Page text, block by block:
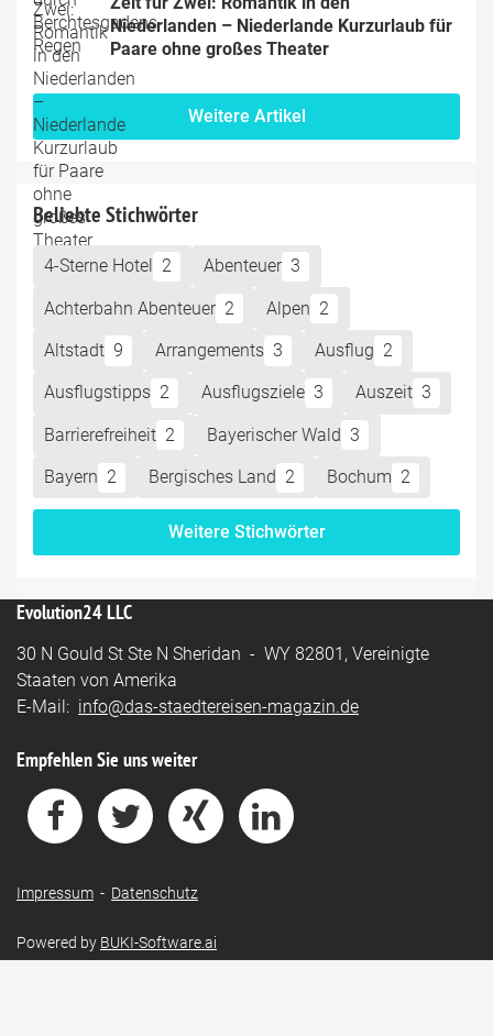
Niederlanden – Niederlande Kurzurlaub für
Paare ohne großes Theater
Weitere Artikel
Beliebte Stichwörter
4-Sterne Hotel 2 Abenteuer 3
Achterbahn Abenteuer 2 Alpen 2
Altstadt 9 Arrangements 3 Ausflug 2
Ausflugstipps 2 Ausflugsziele 3 Auszeit 3
Barrierefreiheit 2 Bayerischer Wald 3
Bayern 2 Bergisches Land 2 Bochum 2
Weitere Stichwörter
Evolution24 LLC
30 N Gould St Ste N Sheridan - WY 82801, Vereinigte
Staaten von Amerika
E-Mail: info@das-staedtereisen-magazin.de
Empfehlen Sie uns weiter
Impressum - Datenschutz
Powered by BUKI-Software.ai